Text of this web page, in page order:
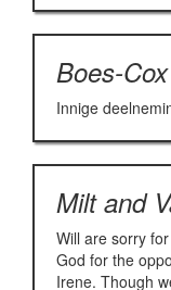
Boes-
Innige
Milt and
Will are sorry
God for the
Irene. Though